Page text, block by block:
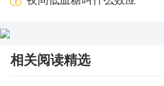
相关阅读精选